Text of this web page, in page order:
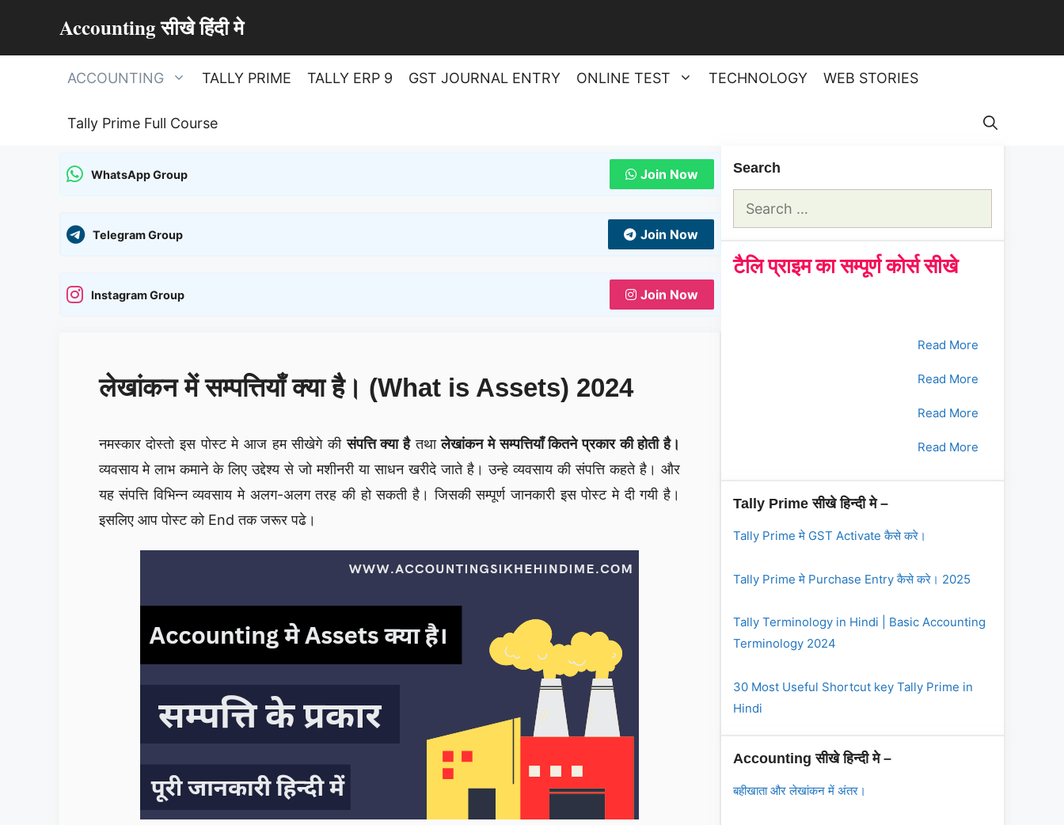
Accounting सीखे हिंदी मे
ACCOUNTING TALLY PRIME TALLY ERP 9 GST JOURNAL ENTRY ONLINE TEST TECHNOLOGY WEB STORIES
Tally Prime Full Course
WhatsApp Group Join Now
Telegram Group Join Now
Instagram Group Join Now
लेखांकन में सम्पत्तियाँ क्या है। (What is Assets) 2024
नमस्कार दोस्तो इस पोस्ट मे आज हम सीखेगे कीसंपत्ति क्या हैतथालेखांकन मे सम्पत्तियाँ कितने प्रकार की होती है।
व्यवसाय मे लाभ कमाने के लिए उद्देश्य से जो मशीनरी या साधन खरीदे जाते है। उन्हे व्यवसाय की संपत्ति कहते है। और
यह संपत्ति विभिन्न व्यवसाय मे अलग-अलग तरह की हो सकती है। जिसकी सम्पूर्ण जानकारी इस पोस्ट मे दी गयी है।
इसलिए आप पोस्ट को End तक जरूर पढे।
Search
Search
टैलि प्राइम का सम्पूर्ण कोर्स सीखे
Read More
Read More
Read More
Read More
Tally Prime सीखे हिन्दी मे –
Tally Prime मे GST Activate कैसे करे।
Tally Prime मे Purchase Entry कैसे करे। 2025
Tally Terminology in Hindi | Basic Accounting
Terminology 2024
30 Most Useful Shortcut key Tally Prime in
Hindi
Accounting सीखे हिन्दी मे –
बहीखाता और लेखांकन में अंतर।